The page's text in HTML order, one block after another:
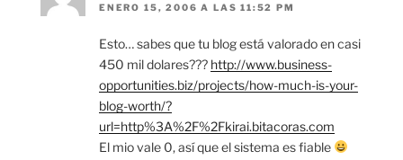
ENERO 15, 2006 A LAS 11:52 PM
Esto… sabes que tu blog está valorado en casi
450 mil dolares??? http://www.business-
opportunities.biz/projects/how-much-is-your-
blog-worth/?
url=http%3A%2F%2Fkirai.bitacoras.com
El mio vale 0, así que el sistema es fiable